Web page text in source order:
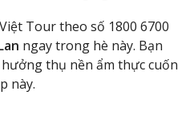
Tour theo số 1800 6700
ngay trong hè này. Bạn
thụ nền ẩm thực cuốn
này.